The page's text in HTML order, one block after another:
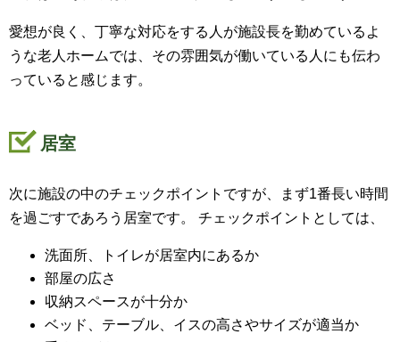
愛想が良く、丁寧な対応をする人が施設長を勤めているよ
うな老人ホームでは、その雰囲気が働いている人にも伝わ
っていると感じます。
居室
次に施設の中のチェックポイントですが、まず1番長い時間
を過ごすであろう居室です。 チェックポイントとしては、
洗面所、トイレが居室内にあるか
部屋の広さ
収納スペースが十分か
ベッド、テーブル、イスの高さやサイズが適当か